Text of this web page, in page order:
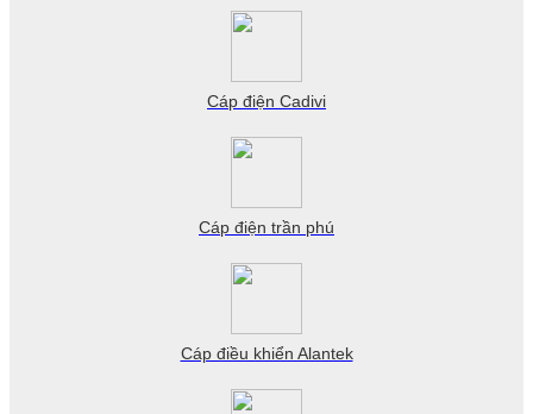
Cáp điện Cadivi
Cáp điện trần phú
Cáp điều khiển Alantek